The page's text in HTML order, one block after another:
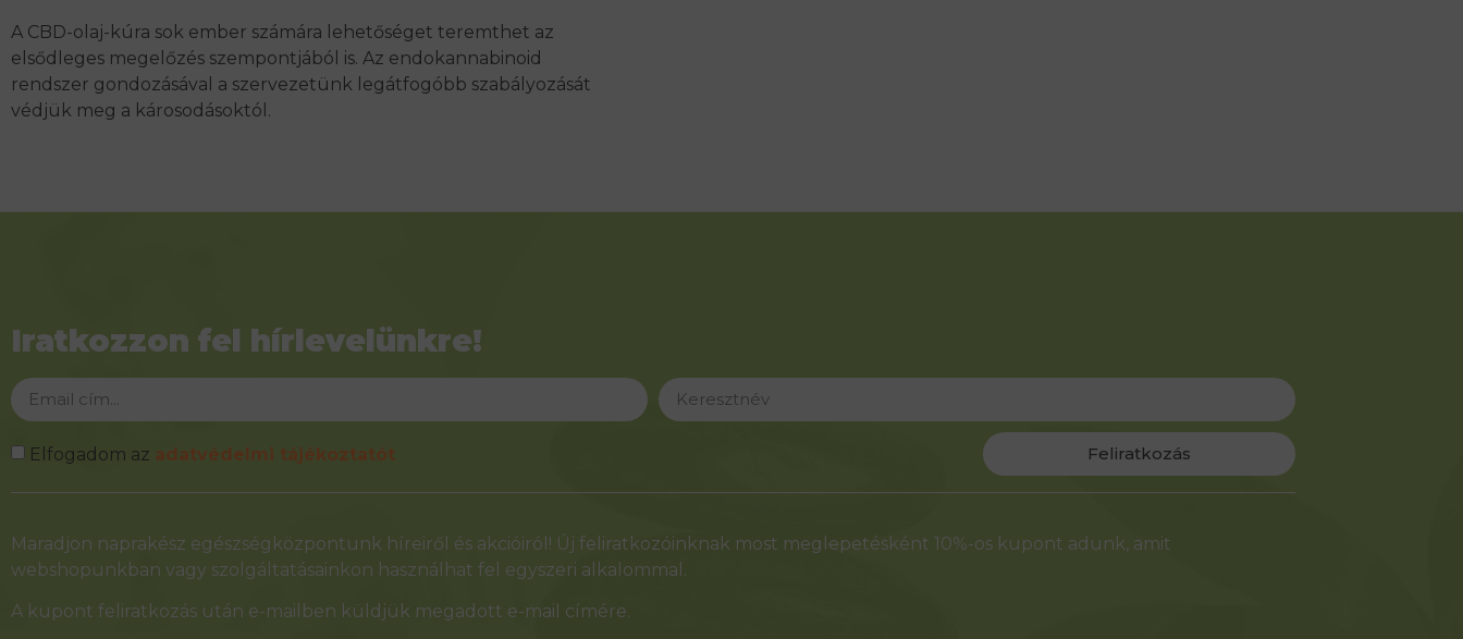
A CBD-olaj-kúra sok ember számára lehetőséget teremthet az
elsődleges megelőzés szempontjából is. Az endokannabinoid
rendszer gondozásával a szervezetünk legátfogóbb szabályozását
védjük meg a károsodásoktól.
Iratkozzon fel hírlevelünkre!
Elfogadom az
Feliratkozás
Alternative:
Maradjon naprakész egészségközpontunk híreiről és akcióiról! Új feliratkozóinknak most meglepetésként 10%-os kupont adunk, amit
webshopunkban vagy szolgáltatásainkon használhat fel egyszeri alkalommal.
A kupont feliratkozás után e-mailben küldjük megadott e-mail címére.